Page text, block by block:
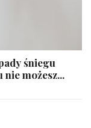
śniegu
nie możesz...